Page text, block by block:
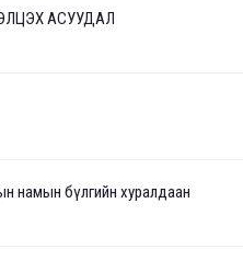
АСУУДАЛ
намын бүлгийн хуралдаан